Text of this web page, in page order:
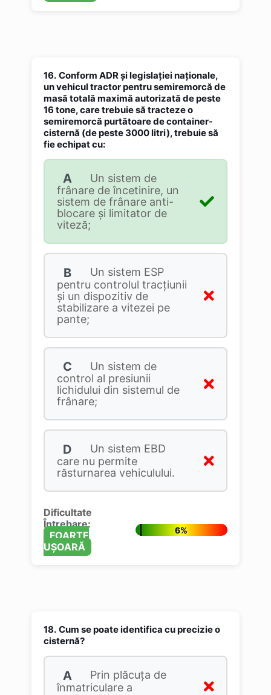
16. Conform ADR și legislației naționale,
un vehicul tractor pentru semiremorcă de
masă totală maximă autorizată de peste
16 tone, care trebuie să tracteze o
semiremorcă purtătoare de container-
cisternă (de peste 3000 litri), trebuie să
fie echipat cu:
A
Un sistem de
frânare de încetinire, un
sistem de frânare anti-
blocare şi limitator de
viteză;
B
Un sistem ESP
pentru controlul tracţiunii
şi un dispozitiv de
stabilizare a vitezei pe
pante;
C
Un sistem de
control al presiunii
lichidului din sistemul de
frânare;
D
Un sistem EBD
care nu permite
răsturnarea vehiculului.
Dificultate
Întrebare:
FOARTE
UȘOARĂ
6%
18. Cum se poate identifica cu precizie o
cisternă?
A
Prin plăcuţa de
înmatriculare a